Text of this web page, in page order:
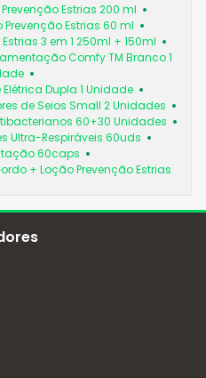
Estrias 200 ml
Prevenção Estrias 60 ml
3 em 1 250ml + 150ml
Comfy TM Branco 1
Dupla 1 Unidade
de Seios Small 2 Unidades
60+30 Unidades
Ultra-Respiráveis 60uds
60caps
+ Loção Prevenção Estrias